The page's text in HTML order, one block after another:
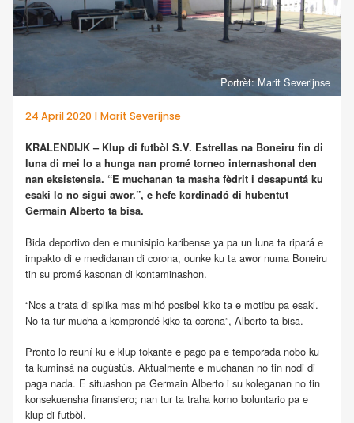
Portrèt: Marit Severijnse
24 April 2020 | Marit Severijnse
KRALENDIJK – Klup di futbòl S.V. Estrellas na Boneiru fin di
luna di mei lo a hunga nan promé torneo internashonal den
nan eksistensia. “E muchanan ta masha fèdrit i desapuntá ku
esaki lo no sigui awor.”, e hefe kordinadó di hubentut
Germain Alberto ta bisa.
Bida deportivo den e munisipio karibense ya pa un luna ta ripará e
impakto di e medidanan di corona, ounke ku ta awor numa Boneiru
tin su promé kasonan di kontaminashon.
“Nos a trata di splika mas mihó posibel kiko ta e motibu pa esaki.
No ta tur mucha a komprondé kiko ta corona”, Alberto ta bisa.
Pronto lo reuní ku e klup tokante e pago pa e temporada nobo ku
ta kuminsá na ougùstùs. Aktualmente e muchanan no tin nodi di
paga nada. E situashon pa Germain Alberto i su koleganan no tin
konsekuensha finansiero; nan tur ta traha komo boluntario pa e
klup di futbòl.